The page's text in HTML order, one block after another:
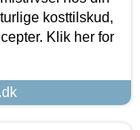
kosttilskud,
Klik her for